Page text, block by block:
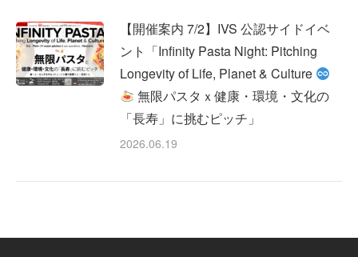
【開催案内 7/2】IVS 公認サイドイベ
ント「Infinity Pasta Night: Pitching
Longevity of Life, Planet & Culture
無限パスタｘ健康・環境・文化の
「長寿」に挑むピッチ」
2026.06.19